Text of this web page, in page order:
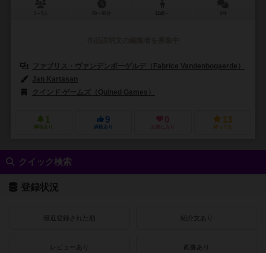
ファブリス・ヴァンデンボーゲルデ（Fabrice Vandenbogaerde）
Jan Kartasan
クインド ゲームズ（Quined Games）
1
興味あり
9
経験あり
0
お気に入り
13
持ってる
クイック検索
登録状況
最近登録された順 紹介文あり
レビューあり 画像あり